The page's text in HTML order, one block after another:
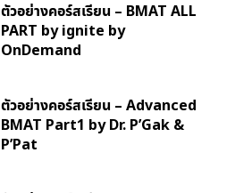
ตัวอย่างคอร์สเรียน – BMAT ALL
PART by ignite by
OnDemand
ตัวอย่างคอร์สเรียน – Advanced
BMAT Part1 by Dr. P’Gak &
P’Pat